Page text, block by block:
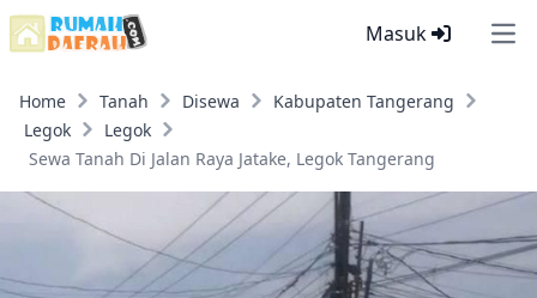
Masuk
Home Tanah Disewa
Kabupaten Tangerang
Legok
Legok
Sewa Tanah Di Jalan Raya Jatake, Legok Tangerang